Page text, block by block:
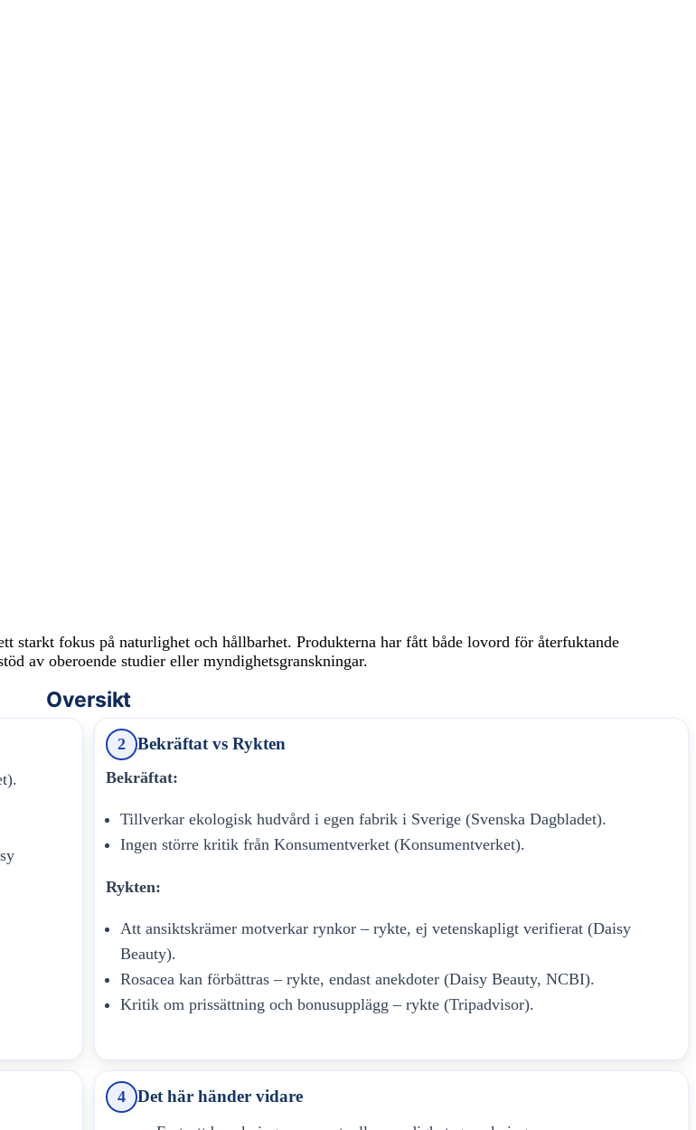
starkt fokus på naturlighet och hållbarhet. Produkterna har fått både lovord för återfuktande
av oberoende studier eller myndighetsgranskningar.
Oversikt
2 Bekräftat vs Rykten
Bekräftat:
Tillverkar ekologisk hudvård i egen fabrik i Sverige (Svenska Dagbladet).
Ingen större kritik från Konsumentverket (Konsumentverket).
Rykten:
Att ansiktskrämer motverkar rynkor – rykte, ej vetenskapligt verifierat (Daisy
Beauty).
Rosacea kan förbättras – rykte, endast anekdoter (Daisy Beauty, NCBI).
Kritik om prissättning och bonusupplägg – rykte (Tripadvisor).
4 Det här händer vidare